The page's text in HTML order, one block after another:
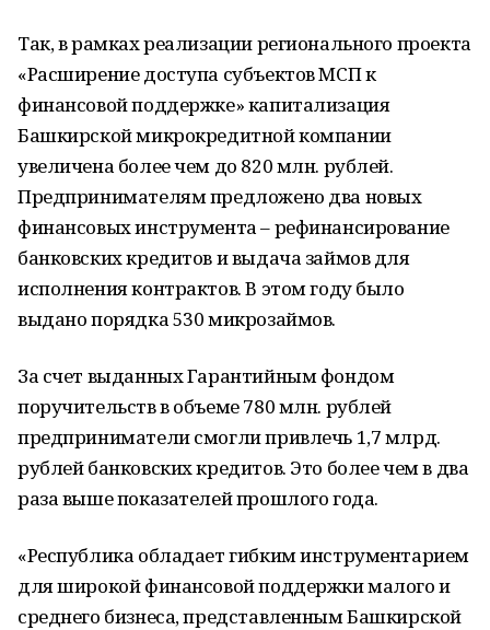
Так, в рамках реализации регионального проекта
«Расширение доступа субъектов МСП к
финансовой поддержке» капитализация
Башкирской микрокредитной компании
увеличена более чем до 820 млн. рублей.
Предпринимателям предложено два новых
финансовых инструмента – рефинансирование
банковских кредитов и выдача займов для
исполнения контрактов. В этом году было
выдано порядка 530 микрозаймов.
За счет выданных Гарантийным фондом
поручительств в объеме 780 млн. рублей
предприниматели смогли привлечь 1,7 млрд.
рублей банковских кредитов. Это более чем в два
раза выше показателей прошлого года.
«Республика обладает гибким инструментарием
для широкой финансовой поддержки малого и
среднего бизнеса, представленным Башкирской